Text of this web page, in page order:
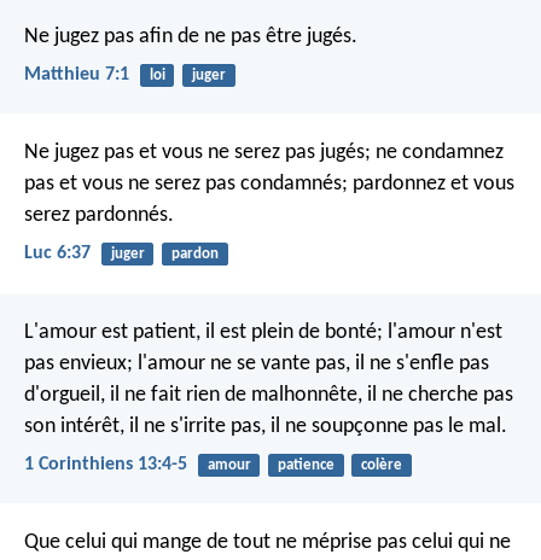
Ne jugez pas afin de ne pas être jugés.
Matthieu 7:1 loi juger
Ne jugez pas et vous ne serez pas jugés; ne condamnez
pas et vous ne serez pas condamnés; pardonnez et vous
serez pardonnés.
Luc 6:37 juger pardon
L'amour est patient, il est plein de bonté; l'amour n'est
pas envieux; l'amour ne se vante pas, il ne s'enfle pas
d'orgueil, il ne fait rien de malhonnête, il ne cherche pas
son intérêt, il ne s'irrite pas, il ne soupçonne pas le mal.
1 Corinthiens 13:4-5 amour patience colère
Que celui qui mange de tout ne méprise pas celui qui ne